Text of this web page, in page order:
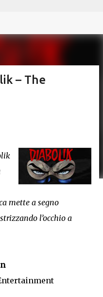
– The
mette a segno
l’occhio a